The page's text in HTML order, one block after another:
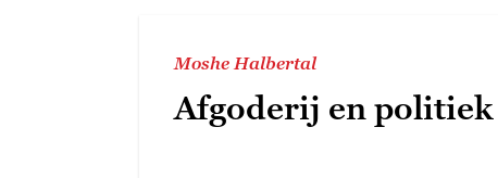
Moshe Halbertal
Afgoderij en politiek